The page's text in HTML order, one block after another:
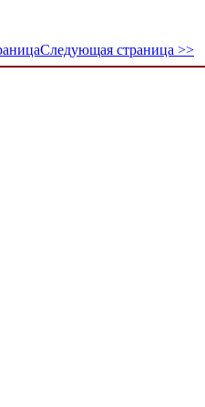
Следующая страница >>